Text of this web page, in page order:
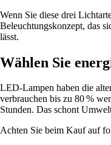
Wenn Sie diese drei
Beleuchtungskonzept, das
lässt.
Wählen Sie
LED-Lampen haben die
verbrauchen bis zu 80 %
Stunden. Das schont
Achten Sie beim Kauf auf